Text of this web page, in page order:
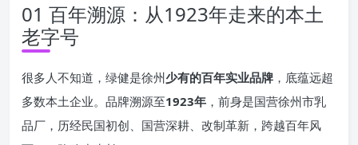
01 百年溯源：从1923年走来的本土
老字号
很多人不知道，绿健是徐州少有的百年实业品牌 ，底蕴远超
多数本土企业。品牌溯源至1923年 ，前身是国营徐州市乳
品厂，历经民国初创、国营深耕、改制革新，跨越百年风